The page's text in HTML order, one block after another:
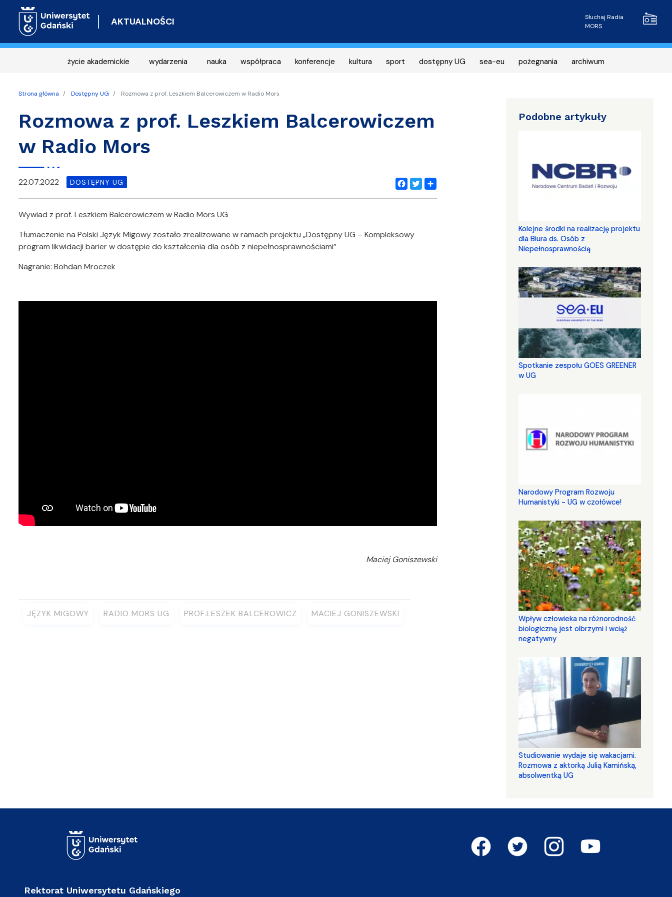
AKTUALNOŚCI Radio
Słuchaj Radia
MORS
życie akademickie wydarzenia nauka współpraca konferencje kultura sport dostępny UG sea-eu pożegnania archiwum
Strona główna Dostępny UG Rozmowa z prof. Leszkiem Balcerowiczem w Radio Mors
Rozmowa z prof. Leszkiem Balcerowiczem
w Radio Mors
Facebook
Twitter
Share
22.07.2022 DOSTĘPNY UG
Wywiad z prof. Leszkiem Balcerowiczem w Radio Mors UG
Tłumaczenie na Polski Język Migowy zostało zrealizowane w ramach projektu „Dostępny UG – Kompleksowy
program likwidacji barier w dostępie do kształcenia dla osób z niepełnosprawnościami”
Nagranie: Bohdan Mroczek
Maciej Goniszewski
JĘZYK MIGOWY RADIO MORS UG PROF.LESZEK BALCEROWICZ MACIEJ GONISZEWSKI
Podobne artykuły
Kolejne środki na realizację projektu
dla Biura ds. Osób z
Niepełnosprawnością
Spotkanie zespołu GOES GREENER
w UG
Narodowy Program Rozwoju
Humanistyki - UG w czołówce!
Wpływ człowieka na różnorodność
biologiczną jest olbrzymi i wciąż
negatywny
Studiowanie wydaje się wakacjami.
Rozmowa z aktorką Julią Kamińską,
absolwentką UG
Rektorat Uniwersytetu Gdańskiego